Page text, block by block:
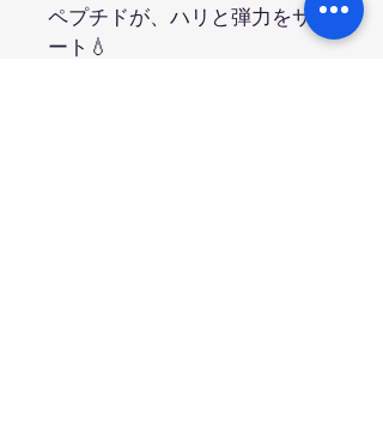
ペプチドが、ハリと弾力をサポ
ート💧